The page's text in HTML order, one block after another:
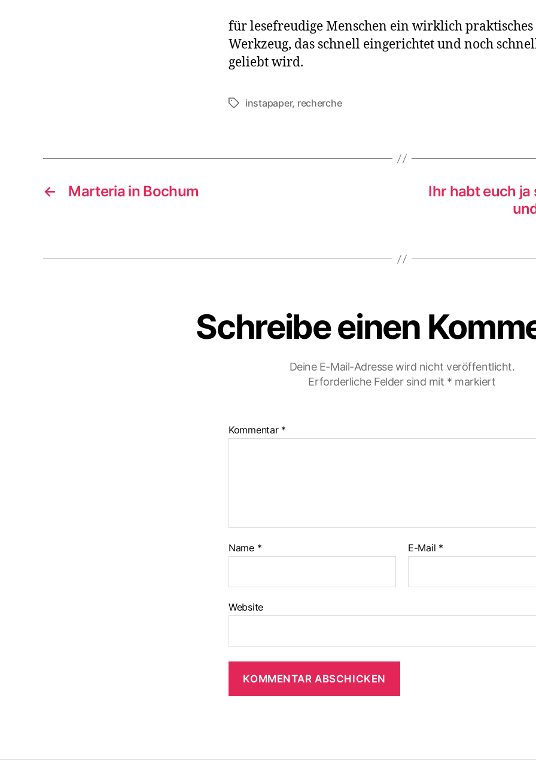
für lesefreudige Menschen ein wirklich praktisches
Werkzeug, das schnell eingerichtet und noch
geliebt wird.
Schlagwörter
instapaper, recherche
← Marteria in Bochum
Ihr habt euch
Schreibe einen
Deine E-Mail-Adresse wird nicht veröffentlicht.
Erforderliche Felder sind mit * markiert
Kommentar *
Name * E-Mail *
Website